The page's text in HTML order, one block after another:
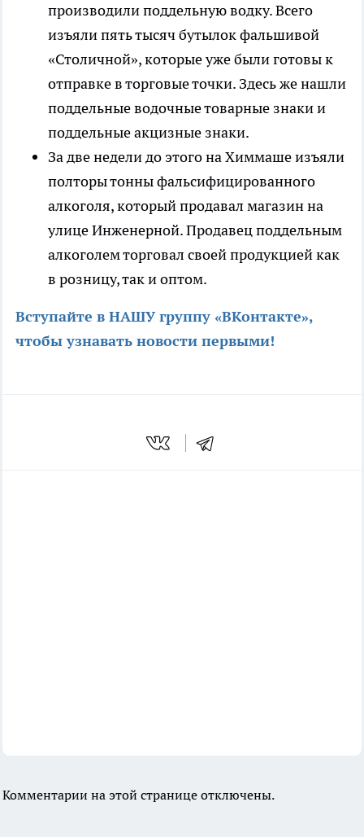
производили поддельную водку. Всего
изъяли пять тысяч бутылок фальшивой
«Столичной», которые уже были готовы к
отправке в торговые точки. Здесь же нашли
поддельные водочные товарные знаки и
поддельные акцизные знаки.
За две недели до этого на Химмаше изъяли
полторы тонны фальсифицированного
алкоголя, который продавал магазин на
улице Инженерной. Продавец поддельным
алкоголем торговал своей продукцией как
в розницу, так и оптом.
Вступайте в НАШУ группу «ВКонтакте»,
чтобы узнавать новости первыми!
Комментарии на этой странице отключены.